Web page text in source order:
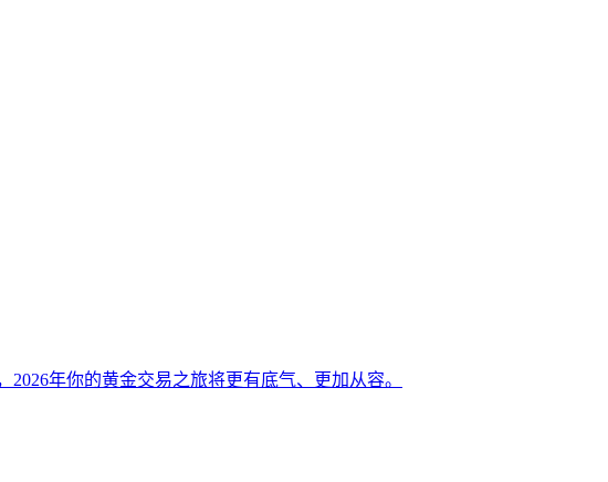
年你的黄金交易之旅将更有底气、更加从容。